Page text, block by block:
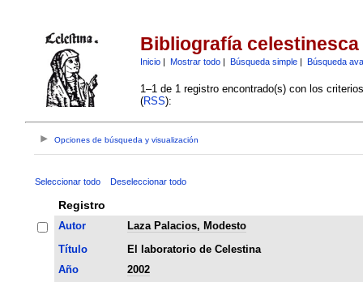
Bibliografía celestinesca
Inicio| Mostrar todo| Búsqueda simple| Búsqueda
1–1 de 1 registro encontrado(s) con los
(RSS):
Opciones de búsqueda y visualización
Seleccionar todo Deseleccionar todo
Registro
Autor
Laza Palacios, Modesto
Título
El laboratorio de Celestina
Año
2002